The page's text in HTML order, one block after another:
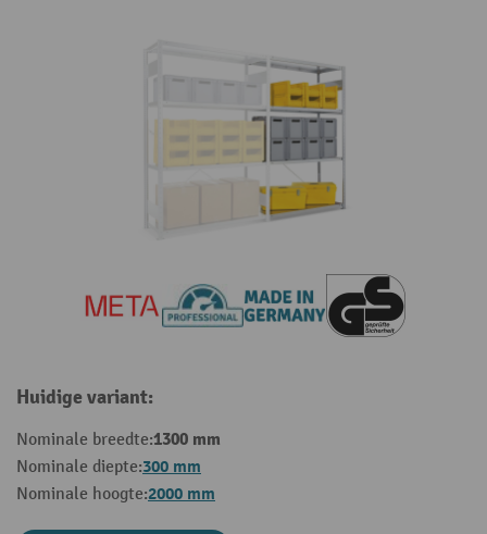
Huidige variant:
Nominale breedte:1300 mm
Nominale diepte:300 mm
Nominale hoogte:2000 mm